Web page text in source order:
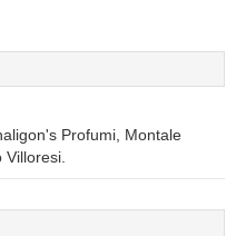
Profumi, Montale
Villoresi.